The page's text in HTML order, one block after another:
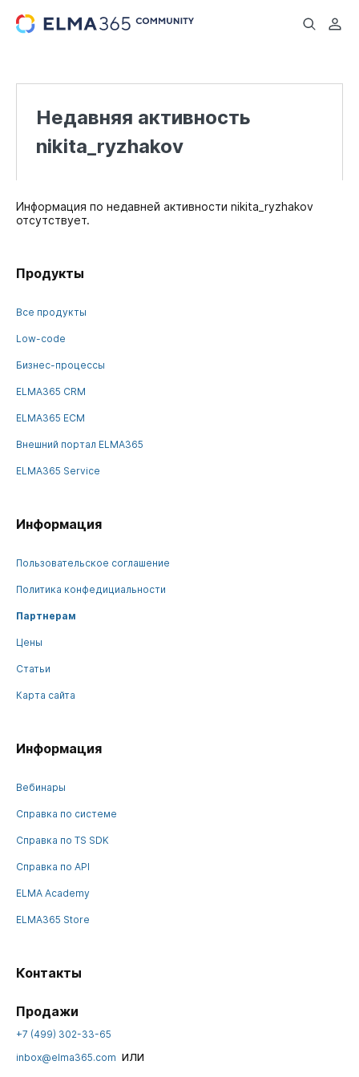
...
Недавняя активность
nikita_ryzhakov
Информация по недавней активности nikita_ryzhakov
отсутствует.
Продукты
Все продукты
Low-code
Бизнес-процессы
ELMA365 CRM
ELMA365 ECM
Внешний портал ELMA365
ELMA365 Service
Информация
Пользовательское соглашение
Политика конфедициальности
Партнерам
Цены
Статьи
Карта сайта
Информация
Вебинары
Справка по системе
Справка по TS SDK
Справка по API
ELMA Academy
ELMA365 Store
Контакты
Продажи
+7 (499) 302-33-65
inbox@elma365.com или